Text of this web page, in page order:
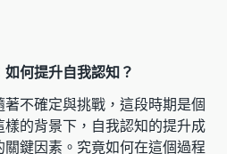
何提升自我認知？
不確定與挑戰，這段時期是個
的背景下，自我認知的提升成
鍵因素。究竟如何在這個過程